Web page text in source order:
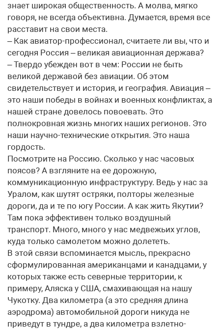
знает широкая общественность. А молва, мягко
говоря, не всегда объективна. Думается, время все
расставит на свои места.
– Как авиатор-профессионал, считаете ли вы, что и
сегодня Россия – великая авиационная держава?
– Твердо убежден вот в чем: России не быть
великой державой без авиации. Об этом
свидетельствует и история, и география. Авиация –
это наши победы в войнах и военных конфликтах, а
нашей стране довелось повоевать. Это
полнокровная жизнь многих наших регионов. Это
наши научно-технические открытия. Это наша
гордость.
Посмотрите на Россию. Сколько у нас часовых
поясов? А взгляните на ее дорожную,
коммуникационную инфраструктуру. Ведь у нас за
Уралом, как шутят остряки, полторы железные
дороги, да и те по югу России. А как жить Якутии?
Там пока эффективен только воздушный
транспорт. Много, много у нас медвежьих углов,
куда только самолетом можно долететь.
В этой связи вспоминается мысль, прекрасно
сформулированная американцами и канадцами, у
которых также есть северные территории, к
примеру, Аляска у США, смахивающая на нашу
Чукотку. Два километра (а это средняя длина
аэродрома) автомобильной дороги никуда не
приведут в тундре, а два километра взлетно-